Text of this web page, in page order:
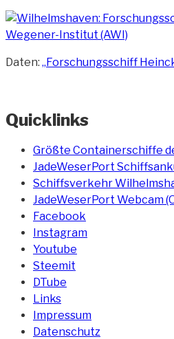
Daten: „Forschungsschiff
Quicklinks
Größte Containerschiffe
JadeWeserPort
Schiffsverkehr
JadeWeserPort Webcam
Facebook
Instagram
Youtube
Steemit
DTube
Links
Impressum
Datenschutz